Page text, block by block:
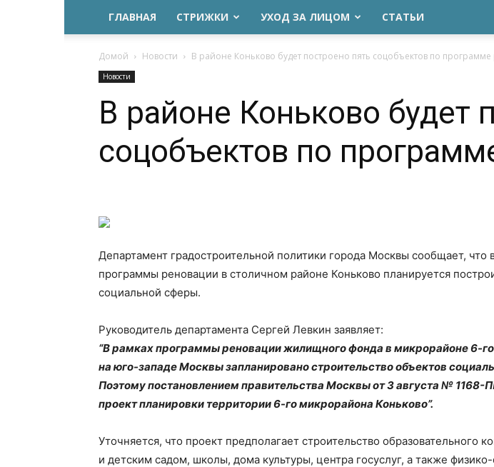
ГЛАВНАЯ СТРИЖКИ УХОД ЗА ЛИЦОМ СТАТЬИ
Домой Новости В районе Коньково будет построено пять соцобъектов по
Новости
В районе Коньково будет
соцобъектов по
Департамент градостроительной политики города Москвы сообщает, что
программы реновации в столичном районе Коньково планируется
социальной сферы.
Руководитель департамента Сергей Левкин заявляет:
“В рамках программы реновации жилищного фонда в микрорайоне 6-
на юго-западе Москвы запланировано строительство объектов
Поэтому постановлением правительства Москвы от 3 августа № 1168-
проект планировки территории 6-го микрорайона Коньково”.
Уточняется, что проект предполагает строительство образовательного
и детским садом, школы, дома культуры, центра госуслуг, а также